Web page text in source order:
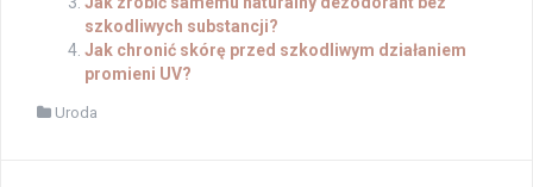
szkodliwych substancji?
Jak chronić skórę przed szkodliwym działaniem
promieni UV?
Uroda